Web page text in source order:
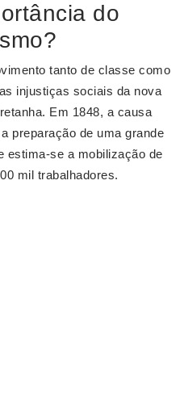
do
tanto de classe como
injustiças sociais da nova
Em 1848, a causa
preparação de uma grande
estima-se a mobilização de
mil trabalhadores.